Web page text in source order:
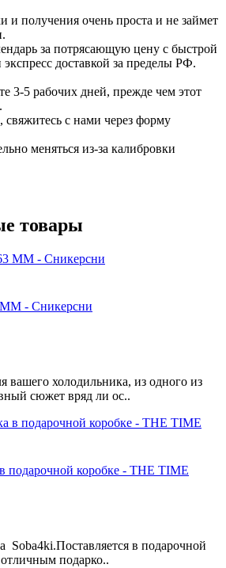
и получения очень проста и не займет
за потрясающую цену с быстрой
доставкой за пределы РФ.
3-5 рабочих дней, прежде чем этот
свяжитесь с нами через форму
меняться из-за калибровки
товары
- Сникерсни
вашего холодильника, из одного из
сюжет вряд ли ос..
подарочной коробке - THE TIME
Soba4ki.Поставляется в подарочной
отличным подарко..